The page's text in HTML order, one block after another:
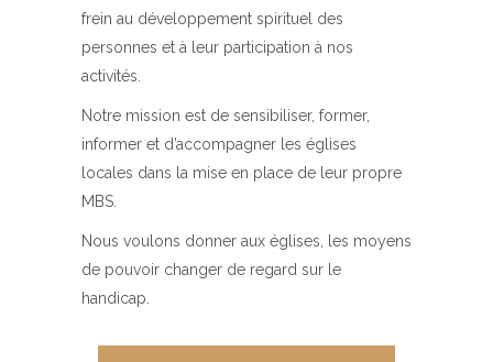
frein au développement spirituel des
personnes et à leur participation à nos
activités.
Notre mission est de sensibiliser, former,
informer et d’accompagner les églises
locales dans la mise en place de leur propre
MBS.
Nous voulons donner aux églises, les moyens
de pouvoir changer de regard sur le
handicap.